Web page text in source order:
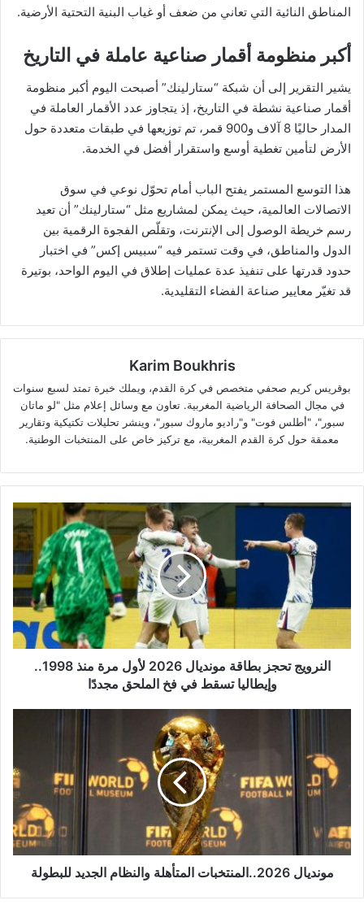
المناطق النائية التي تعاني من ضعف أو غياب البنية التحتية الأرضية.
أكبر منظومة أقمار صناعية عاملة في التاريخ
يشير التقرير إلى أن شبكة “ستارلينك” أصبحت اليوم أكبر منظومة
أقمار صناعية نشطة في التاريخ، إذ يتجاوز عدد الأقمار العاملة في
المدار حاليًا 8 آلاف و900 قمر، تم توزيعها في طبقات متعددة حول
الأرض لتأمين تغطية أوسع واستقرار أفضل في الخدمة.
هذا التوسع المستمر يفتح الباب أمام تحوّل نوعي في سوق
الاتصالات العالمية، حيث يمكن لمشاريع مثل “ستارلينك” أن تعيد
رسم خريطة الوصول إلى الإنترنت، وتقلّص الفجوة الرقمية بين
الدول والمناطق، في وقت تستمر فيه “سبيس إكس” في اختبار
حدود قدرتها على تنفيذ عدة عمليات إطلاق في اليوم الواحد، بوتيرة
قد تغيّر معايير صناعة الفضاء التقليدية.
Karim Boukhris
بوقريس كريم صحفي متخصص في كرة القدم، ويملك خبرة تمتد لسبع سنوات
في مجال الصحافة الرياضية المغربية. تعاون مع وسائل إعلام مثل "لو ماتان
سبور"، "أطلس فوت" و"راديو ماروك سبور"، وينشر تحليلات تكتيكية وتقارير
معمقة حول كرة القدم المغربية، مع تركيز خاص على المنتخبات الوطنية.
النرويج
مرة
1998..
وإيطاليا
النرويج تحجز بطاقة مونديال 2026 لأول مرة منذ 1998..
وإيطاليا تسقط في فخ الملحق مجددًا
المتأهلة
والنظام
الجديد
مونديال 2026..المنتخبات المتأهلة والنظام الجديد للبطولة